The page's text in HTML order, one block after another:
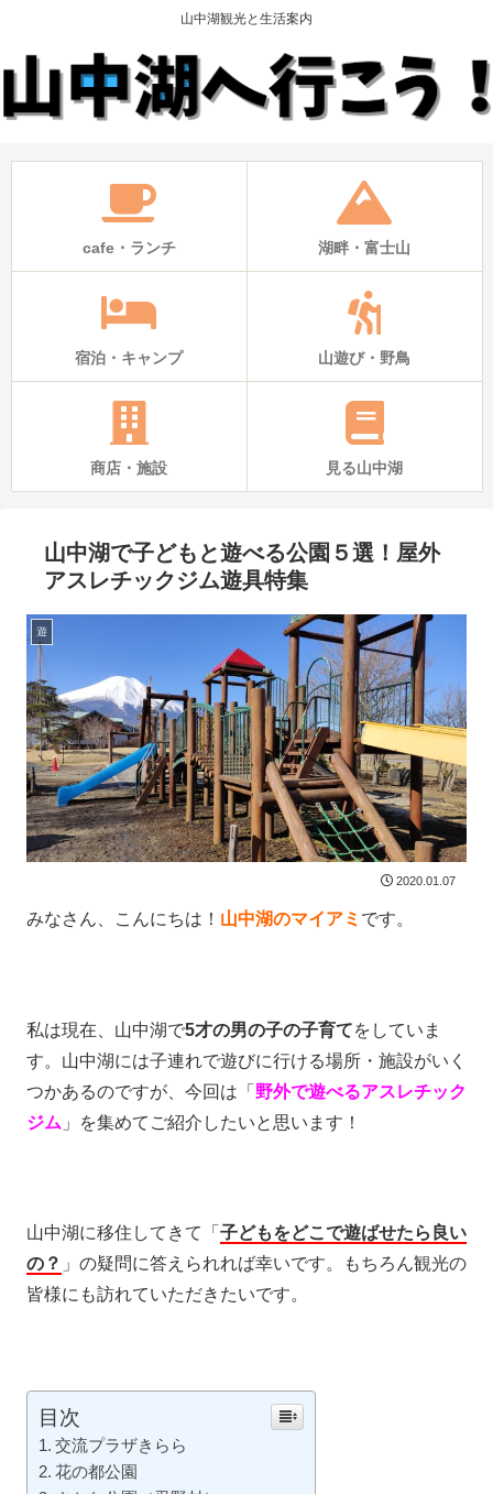
山中湖観光と生活案内
cafe・ランチ 湖畔・富士山
宿泊・キャンプ 山遊び・野鳥
商店・施設 見る山中湖
山中湖で子どもと遊べる公園５選！屋外
アスレチックジム遊具特集
遊
2020.01.07
みなさん、こんにちは！ 山中湖のマイアミ です。
私は現在、山中湖で5才の男の子の子育てをしていま
す。山中湖には子連れで遊びに行ける場所・施設がいく
つかあるのですが、今回は「 野外で遊べるアスレチック
ジム 」を集めてご紹介したいと思います！
山中湖に移住してきて「 子どもをどこで遊ばせたら良い
の？ 」の疑問に答えられれば幸いです。もちろん観光の
皆様にも訪れていただきたいです。
目次
交流プラザきらら
花の都公園